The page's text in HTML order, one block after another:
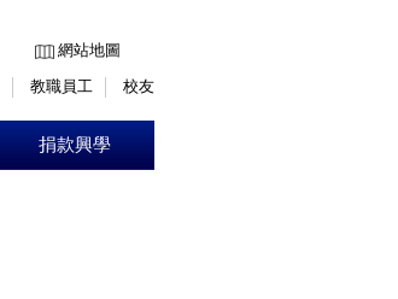
網站地圖
教職員工 校友
捐款興學